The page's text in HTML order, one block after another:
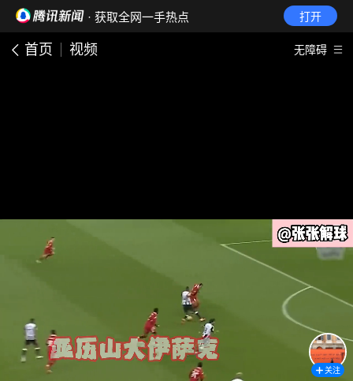
· 获取全网一手热点 打开
首页 视频 无障碍
关注